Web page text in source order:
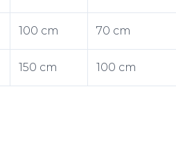
100 cm 70 cm
150 cm 100 cm